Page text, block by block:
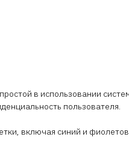
в использовании
пользователя.
включая синий и